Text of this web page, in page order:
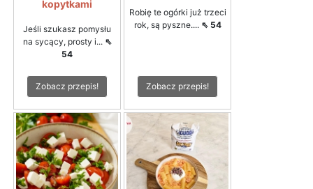
kopytkami
Jeśli szukasz pomysłu
na sycący, prosty i... ⇖
54
Zobacz przepis!
Robię te ogórki już trzeci
rok, są pyszne.... ⇖ 54
Zobacz przepis!